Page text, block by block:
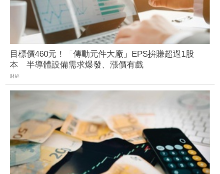
目標價460元！「傳動元件大廠」EPS拚賺超過1股
本 半導體設備需求爆發、漲價有戲
財經